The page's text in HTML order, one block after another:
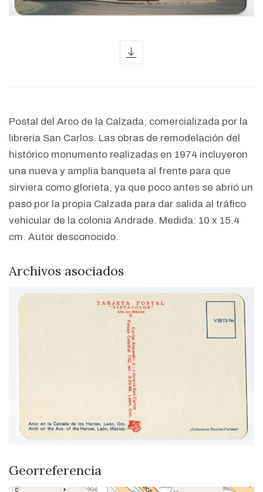
Postal del Arco de la Calzada, comercializada por la
librería San Carlos. Las obras de remodelación del
histórico monumento realizadas en 1974 incluyeron
una nueva y amplia banqueta al frente para que
sirviera como glorieta, ya que poco antes se abrió un
paso por la propia Calzada para dar salida al tráfico
vehicular de la colonia Andrade. Medida: 10 x 15.4
cm. Autor desconocido.
Archivos asociados
Georreferencia